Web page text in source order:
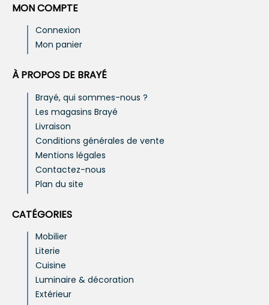
MON COMPTE
Connexion
Mon panier
À PROPOS DE BRAYÉ
Brayé, qui sommes-nous ?
Les magasins Brayé
Livraison
Conditions générales de vente
Mentions légales
Contactez-nous
Plan du site
CATÉGORIES
Mobilier
Literie
Cuisine
Luminaire & décoration
Extérieur